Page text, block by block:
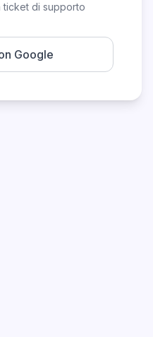
di supporto
Google